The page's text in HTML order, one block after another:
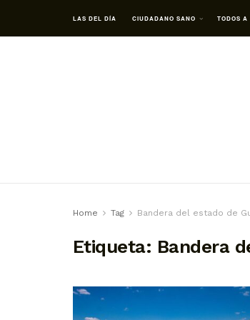
LAS DEL DÍA CIUDADANO SANO TODOS A
Home Tag Bandera del estado de
Etiqueta: Bandera